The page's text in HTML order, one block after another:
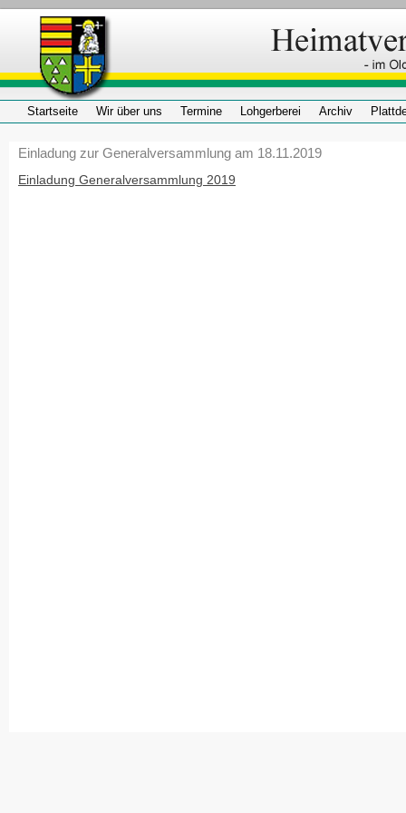
Startseite Wir über uns Termine Lohgerberei Archiv
Einladung zur Generalversammlung am 18.11.2019
Einladung Generalversammlung 2019